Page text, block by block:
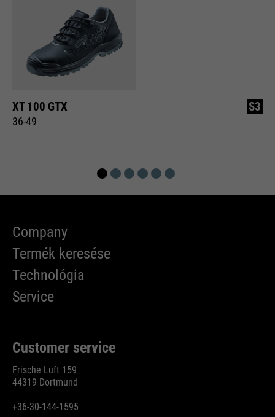
XT 100 GTX
36-49
S3
Company
Termék keresése
Technológia
Service
Customer service
Frische Luft 159
44319 Dortmund
+36-30-144-1595